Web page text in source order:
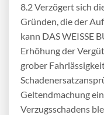
8.2 Verzögert sich
Gründen, die der
kann DAS WEISSE
Erhöhung der
grober
Geltendmachung
Verzugsschadens